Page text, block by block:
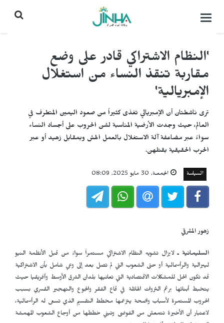
التحكم
'النظام الاشتراكي قادر على وضع
مقاربة تنقذ النساء من استغلال
الإمبريالية'
ترى ناشطتان أن الإمبريالي تغذى كثيراً من صعود اليمين المتطرف في
العالم، حيث وجدت الأرضية المناسبة لشن الحروب على أجساد النساء
سواءً عبر مضاعفة آلة الاستغلال بالعمل الهش وبمقابل زهيد أو عبر
الحرب الحقيقية بقتلهن.
السياسة الجمعـة, 30 مايو 2025, 08:09
زهور المشرقي
السليمانية ـلايزال تشويه النظام الاشتراكي مستمراً سواءً من قبل الأنظمة النيو
ليبرالية والرأسمالية أو حتى الشعوب التي لم تصل بعد إلى وعي شامل بأن الاشتراكية
قد تكون الحل للمشكلات الاقتصادية التي تعانيها بلدان الشرق الأوسط وأفريقيا حيث
يتخبط أبنائها برغم الثروات الهائلة في قاع الفقر والجوع والتهجير القسري بسبب
الحروب المستمرة لأسباب واضحة يتزعمها مخطط التقسيم الذي تسعى له الرأسمالية،
لاعتبار أن الأخيرة تتمعش من الفوضى وتبني خططها من أوجاع الشعوب المهمشة